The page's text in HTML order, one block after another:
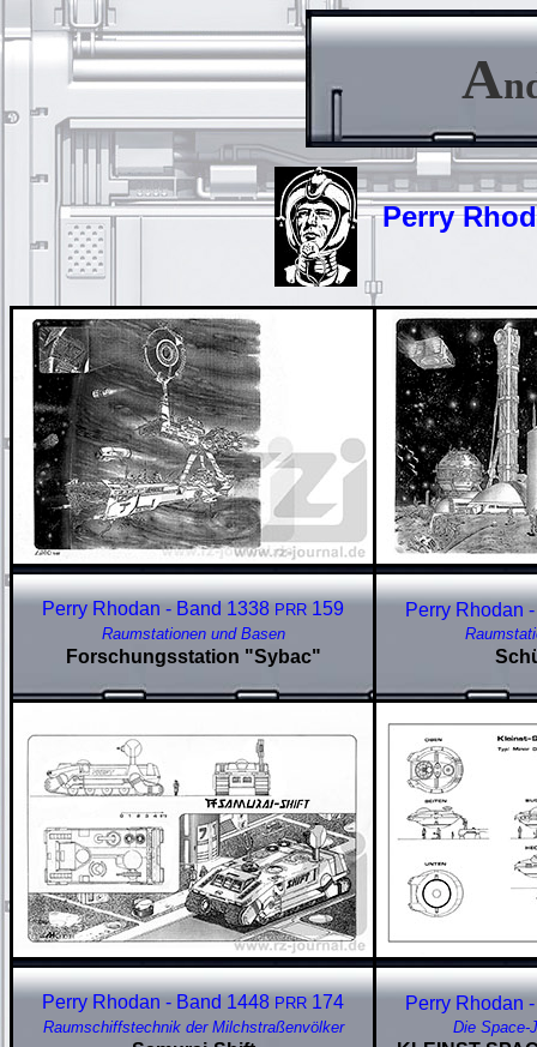
A
Perry
Perry Rhodan - Band 1338 PRR 159
Raumstationen und Basen
Forschungsstation "Sybac"
Perry Rhodan
Perry Rhodan - Band 1448 PRR 174
Raumschiffstechnik der Milchstraßenvölker
Perry Rhodan
Die Space-